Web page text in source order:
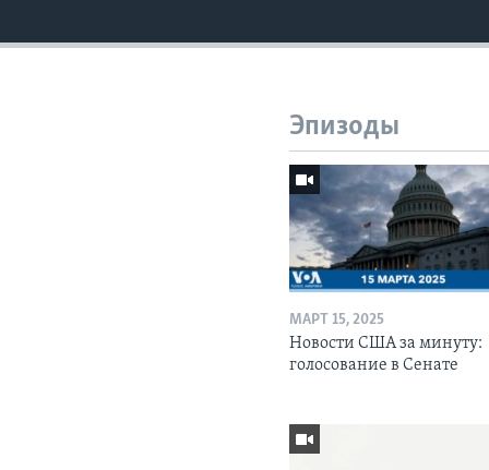
Эпизоды
МАРТ 15, 2025
Новости США за минуту:
голосование в Сенате